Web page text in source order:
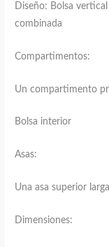
Diseño: Bolsa
combinada
Compartimentos:
Un compartimento
Bolsa interior
Asas:
Una asa superior
Dimensiones: